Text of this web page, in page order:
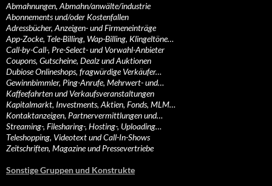
Abmahnungen, Abmahn/anwälte/industrie
Abonnements und/oder Kostenfallen
Adressbücher, Anzeigen- und Firmeneinträge
App-Zocke, Tele-Billing, Wap-Billing, Klingeltöne…
Call-by-Call-, Pre-Select- und Vorwahl-Anbieter
Coupons, Gutscheine, Dealz und Auktionen
Dubiose Onlineshops, fragwürdige Verkäufer…
Gewinnbimmler, Ping-Anrufe, Mehrwert- und…
Kaffeefahrten und Verkaufsveranstaltungen
Kapitalmarkt, Investments, Aktien, Fonds, MLM…
Kontaktanzeigen, Partnervermittlungen und…
Streaming-, Filesharing-, Hosting-, Uploading…
Teleshopping, Videotext und Call-In-Shows
Zeitschriften, Magazine und Pressevertriebe
Sonstige Gruppen und Konstrukte